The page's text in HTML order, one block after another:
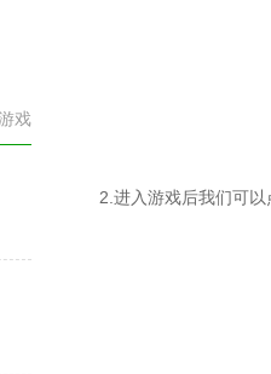
戏
2.进入游戏后我们可